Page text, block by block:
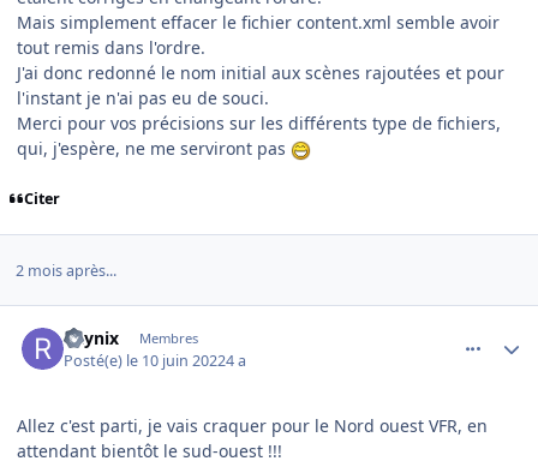
Mais simplement effacer le fichier content.xml semble avoir
tout remis dans l'ordre.
J'ai donc redonné le nom initial aux scènes rajoutées et pour
l'instant je n'ai pas eu de souci.
Merci pour vos précisions sur les différents type de fichiers,
qui, j'espère, ne me serviront pas
Citer
2 mois après...
Raynix Membres
Posté(e) le 10 juin 20224 a
Allez c'est parti, je vais craquer pour le Nord ouest VFR, en
attendant bientôt le sud-ouest !!!